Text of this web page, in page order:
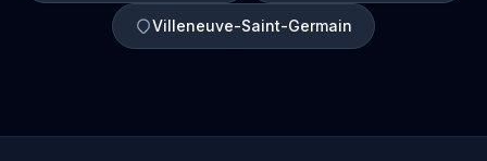
Villeneuve-Saint-Germain